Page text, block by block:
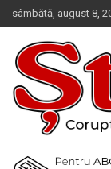
Skip
to
content
sâmbătă, august 8,
Ziarul